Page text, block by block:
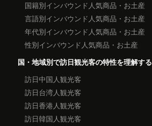
国籍別インバウンド人気商品・お土産
言語別インバウンド人気商品・お土産
年代別インバウンド人気商品・お土産
性別インバウンド人気商品・お土産
国・地域別で訪日観光客の特性を理解する
訪日中国人観光客
訪日台湾人観光客
訪日香港人観光客
訪日韓国人観光客